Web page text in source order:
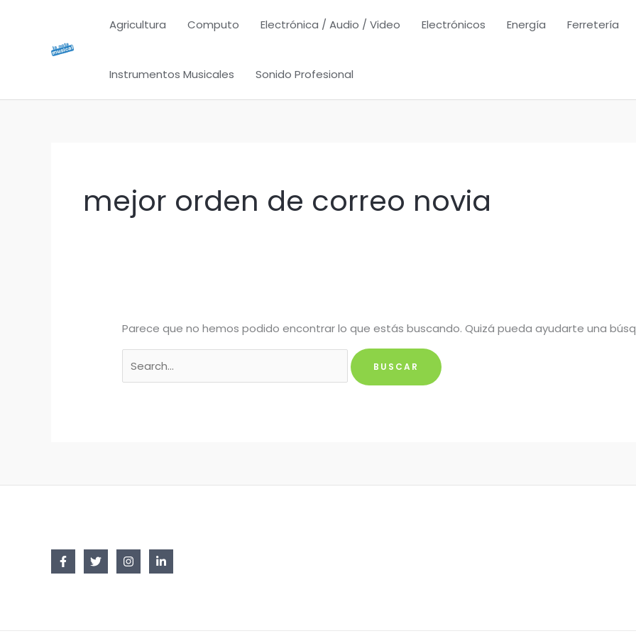
contenido
Agricultura Computo Electrónica / Audio / Video Electrónicos Energía Ferretería
Instrumentos Musicales Sonido Profesional
mejor orden de correo novia
Parece que no hemos podido encontrar lo que estás buscando. Quizá pueda ayudarte una